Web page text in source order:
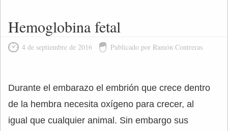
Hemoglobina fetal
4 de septiembre de 2016 Publicado por Ramón Contreras
Durante el embarazo el embrión que crece dentro
de la hembra necesita oxígeno para crecer, al
igual que cualquier animal. Sin embargo sus